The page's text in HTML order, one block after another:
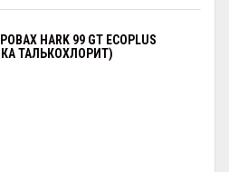
HARK 99 GT ECOPLUS
ТАЛЬКОХЛОРИТ)